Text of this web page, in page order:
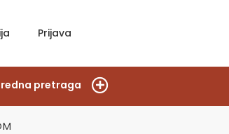
Prijava
pretraga